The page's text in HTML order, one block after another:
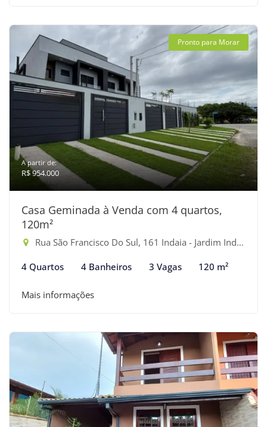
Pronto para Morar
A partir de:
R$ 954.000
Casa Geminada à Venda com 4 quartos,
120m²
Rua São Francisco Do Sul, 161 Indaia - Jardim Indaiá, Bertioga-SP
4 Quartos 4 Banheiros 3 Vagas 120 m²
Mais informações